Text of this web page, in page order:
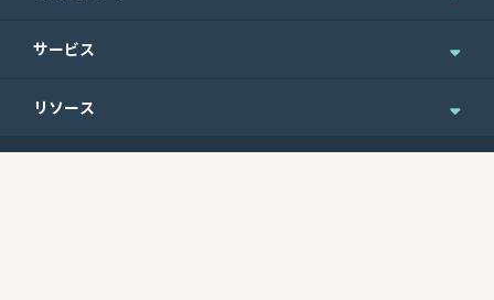
企業情報
サービス
個人のお客さま
リソース
English Site